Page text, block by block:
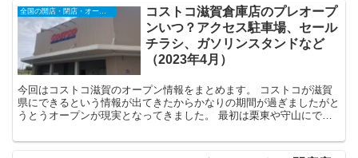
コストコ滋賀倉庫店のプレオープ
ンいつ？アクセス駐車場、セール
チラシ、ガソリンスタンドなど
（2023年4月）
今回はコストコ滋賀のオープン情報をまとめます。 コストコが滋賀
県にできるという情報が出てきたからかなりの期間が過ぎましたがと
うとうオープンが現実となってきました。 最初は栗東や守山にでき